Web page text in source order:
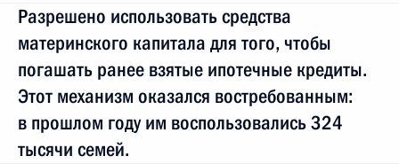
Разрешено использовать средства
материнского капитала для того, чтобы
погашать ранее взятые ипотечные кредиты.
Этот механизм оказался востребованным:
в прошлом году им воспользовались 324
тысячи семей.